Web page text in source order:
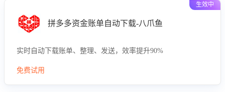
生效中
拼多多资金账单自动下载-八爪鱼
实时自动下载账单、整理、发送，效率提升90%
免费试用